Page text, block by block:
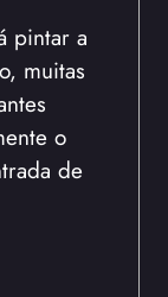
pintar a
muitas
o
de